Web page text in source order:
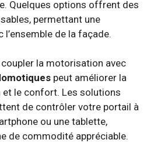
Quelques options offrent des
permettant une
de la façade.
coupler la motorisation avec
peut améliorer la
et le confort. Les solutions
de contrôler votre portail à
ou une tablette,
de commodité appréciable.